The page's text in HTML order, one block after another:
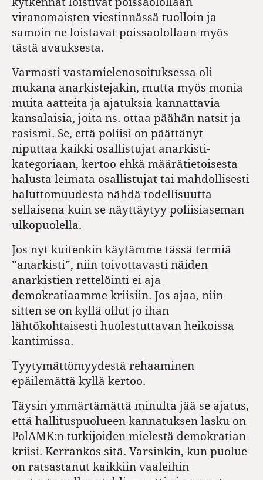
viranomaisten viestinnässä tuolloin ja
samoin ne loistavat poissaolollaan myös
tästä avauksesta.
Varmasti vastamielenosoituksessa oli
mukana anarkistejakin, mutta myös monia
muita aatteita ja ajatuksia kannattavia
kansalaisia, joita ns. ottaa päähän natsit ja
rasismi. Se, että poliisi on päättänyt
niputtaa kaikki osallistujat anarkisti-
kategoriaan, kertoo ehkä määrätietoisesta
halusta leimata osallistujat tai mahdollisesti
haluttomuudesta nähdä todellisuutta
sellaisena kuin se näyttäytyy poliisiaseman
ulkopuolella.
Jos nyt kuitenkin käytämme tässä termiä
”anarkisti”, niin toivottavasti näiden
anarkistien rettelöinti ei aja
demokratiaamme kriisiin. Jos ajaa, niin
sitten se on kyllä ollut jo ihan
lähtökohtaisesti huolestuttavan heikoissa
kantimissa.
Tyytymättömyydestä rehaaminen
epäilemättä kyllä kertoo.
Täysin ymmärtämättä minulta jää se ajatus,
että hallituspuolueen kannatuksen lasku on
PolAMK:n tutkijoiden mielestä demokratian
kriisi. Kerrankos sitä. Varsinkin, kun puolue
on ratsastanut kaikkiin vaaleihin